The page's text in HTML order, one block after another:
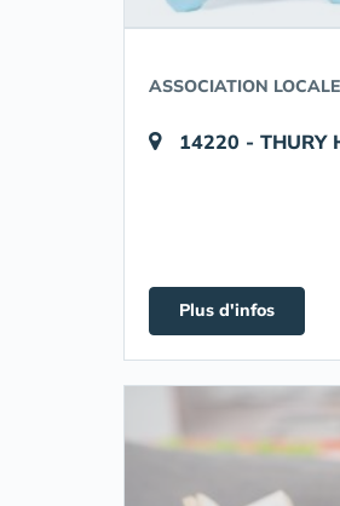
ASSOCIATION
14220 - THURY
Plus d'infos